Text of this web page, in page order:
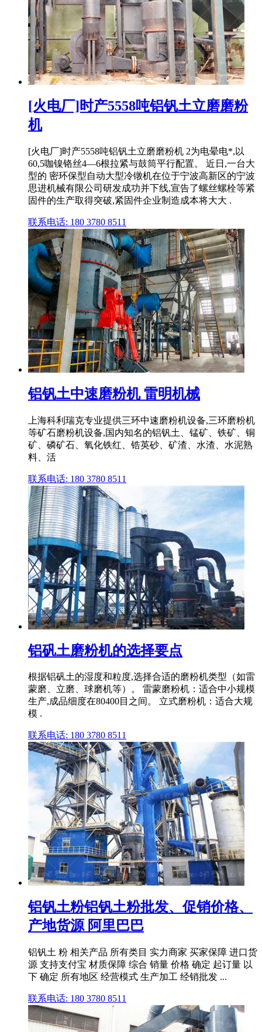
[火电厂]时产5558吨铝钒土立磨磨粉
机
[火电厂]时产5558吨铝钒土立磨磨粉机 2为电晕电*,以
60,5咖镍铬丝4—6根拉紧与鼓筒平行配置。 近日,一台大
型的 密环保型自动大型冷镦机在位于宁波高新区的宁波
思进机械有限公司研发成功并下线,宣告了螺丝螺栓等紧
固件的生产取得突破,紧固件企业制造成本将大大 .
联系电话: 180 3780 8511
铝钒土中速磨粉机 雷明机械
上海科利瑞克专业提供三环中速磨粉机设备,三环磨粉机
等矿石磨粉机设备,国内知名的铝钒土、锰矿、铁矿、铜
矿、磷矿石、氧化铁红、锆英砂、矿渣、水渣、水泥熟
料、活
联系电话: 180 3780 8511
铝矾土磨粉机的选择要点
根据铝矾土的湿度和粒度,选择合适的磨粉机类型（如雷
蒙磨、立磨、球磨机等）。 雷蒙磨粉机：适合中小规模
生产,成品细度在80400目之间。 立式磨粉机：适合大规
模 .
联系电话: 180 3780 8511
铝钒土粉铝钒土粉批发、促销价格、
产地货源 阿里巴巴
铝钒土 粉 相关产品 所有类目 实力商家 买家保障 进口货
源 支持支付宝 材质保障 综合 销量 价格 确定 起订量 以
下 确定 所有地区 经营模式 生产加工 经销批发 ...
联系电话: 180 3780 8511